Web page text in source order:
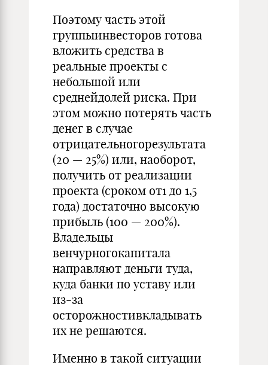
Поэтому часть этой
группыинвесторов готова
вложить средства в
реальные проекты с
небольшой или
среднейдолей риска. При
этом можно потерять часть
денег в случае
отрицательногорезультата
(20 — 25%) или, наоборот,
получить от реализации
проекта (сроком от1 до 1,5
года) достаточно высокую
прибыль (100 — 200%).
Владельцы
венчурногокапитала
направляют деньги туда,
куда банки по уставу или
из-за
осторожностивкладывать
их не решаются.
Именно в такой ситуации